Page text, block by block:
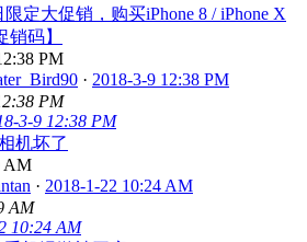
限定大促销，购买iPhone 8 / iPhone X
码】
PM
· 2018-3-9 12:38 PM
PM
3-9 12:38 PM
机坏了
AM
· 2018-1-22 10:24 AM
AM
10:24 AM